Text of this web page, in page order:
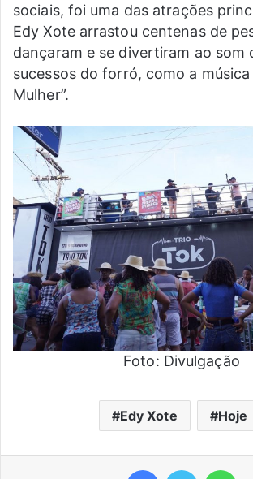
sociais, foi uma das atrações
Edy Xote arrastou centenas de
dançaram e se divertiram ao som
sucessos do forró, como a música
Mulher”.
Foto: Divulgação
Edy Xote Hoje
FacebookTwitter